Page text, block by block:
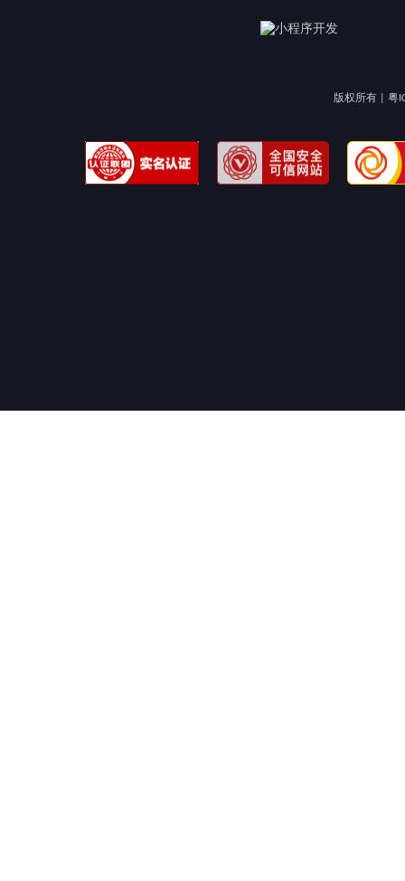
版权所有 | 粤